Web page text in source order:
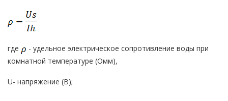
где
- удельное электрическое сопротивление воды при
комнатной температуре (Омм),
U- напряжение (В);